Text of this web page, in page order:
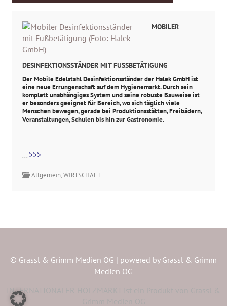
MOBILER
DESINFEKTIONSSTÄNDER MIT FUSSBETÄTIGUNG
Der Mobile Edelstahl Desinfektionsständer der Halek GmbH ist
eine neue Errungenschaft auf dem Hygienemarkt. Durch sein
komplett unabhängiges System und seine robuste Bauweise ist
er besonders geeignet für Bereich, wo sich täglich viele
Menschen bewegen, gerade bei Produktionsstätten, Freibädern,
Veranstaltungen, Schulen bis hin zur Gastronomie.
... >>>
Allgemein,WIRTSCHAFT
© Grassl & Grimm Medien OG | powered by Grassl & Grimm
Medien OG
INTERNATIONALER HOLZMARKT ist ein Produkt von Grassl &